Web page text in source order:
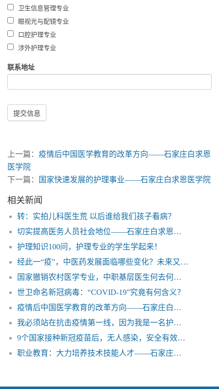
卫生信息管理专业
眼视光与配镜专业
口腔护理专业
涉外护理专业
联系地址
提交信息
上一篇： 疫情后中国医学教育的改革方向——石家庄白求恩
医学院
下一篇：
国家快速发展的护理事业——石家庄白求恩医学院
相关新闻
转：实拍儿科医生荒 以后谁给我们孩子看病？
切实提高医务人员社会地位——石家庄白求恩医学院
护理知识100问，护理专业的学生学起来！
经此一“疫”，中医药发展面临哪些变化？未来又有哪些机遇和挑战？
国家撤销农村医学专业，中职基层医生何去何从——石家庄白求恩医学院
世卫命名新冠病毒：“COVID-19”究竟有何含义？
疫情后中国医学教育的改革方向——石家庄白求恩医学院
我必须站在抗击疫情第一线，因为我是一名护士——一位护士的自白
9个国家接种新冠疫苗后，无人感染，安全有效！——石家庄白求恩医学院
职业教育：大力培养技术技能人才——石家庄白求恩医学院